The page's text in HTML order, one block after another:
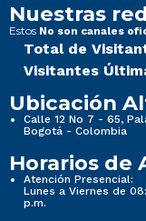
Nuestras
Estos No son canales
Total de
Visitantes
Ubicación
Calle 12 No 7 - 65,
Bogotá - Colombia
Horarios de
Atención Presencial:
Lunes a Viernes de
p.m.